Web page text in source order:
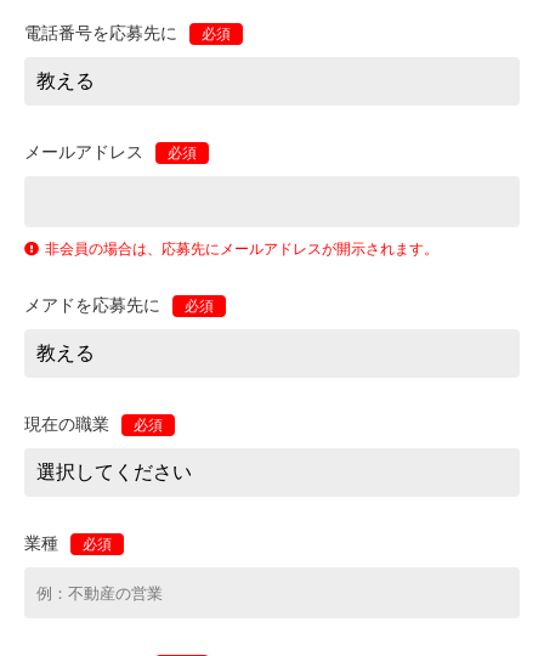
電話番号を応募先に 必須
メールアドレス 必須
非会員の場合は、応募先にメールアドレスが開示されます。
メアドを応募先に 必須
現在の職業 必須
業種 必須